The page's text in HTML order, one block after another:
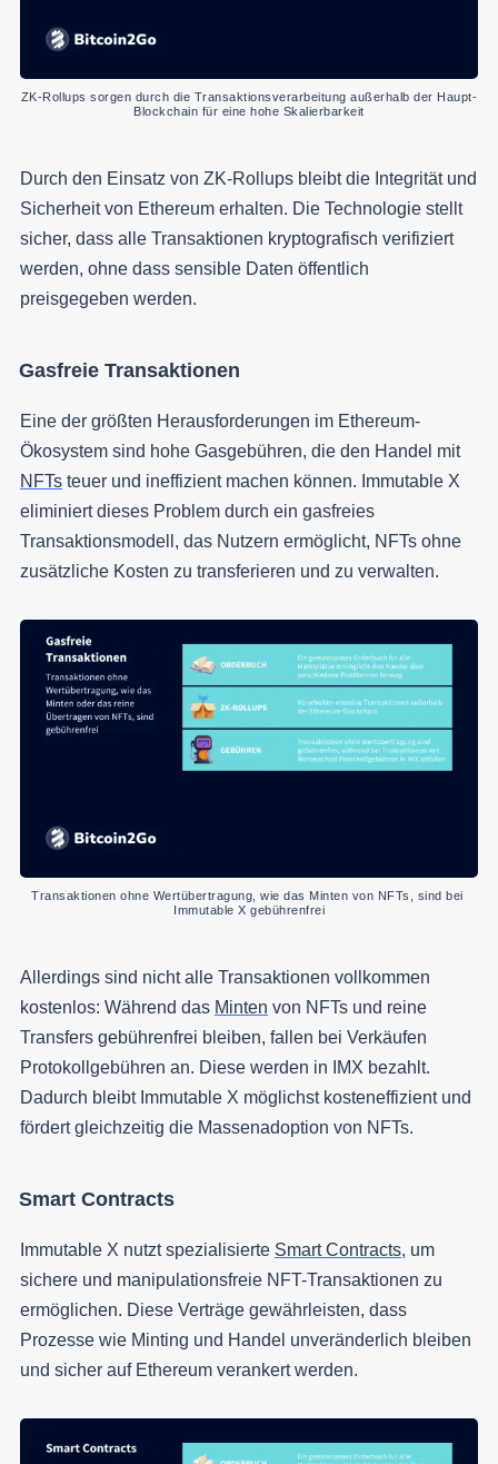
ZK-Rollups sorgen durch die Transaktionsverarbeitung außerhalb der Haupt-
Blockchain für eine hohe Skalierbarkeit
Durch den Einsatz von ZK-Rollups bleibt die Integrität und
Sicherheit von Ethereum erhalten. Die Technologie stellt
sicher, dass alle Transaktionen kryptografisch verifiziert
werden, ohne dass sensible Daten öffentlich
preisgegeben werden.
Gasfreie Transaktionen
Eine der größten Herausforderungen im Ethereum-
Ökosystem sind hohe Gasgebühren, die den Handel mit
NFTs teuer und ineffizient machen können. Immutable X
eliminiert dieses Problem durch ein gasfreies
Transaktionsmodell, das Nutzern ermöglicht, NFTs ohne
zusätzliche Kosten zu transferieren und zu verwalten.
Transaktionen ohne Wertübertragung, wie das Minten von NFTs, sind bei
Immutable X gebührenfrei
Allerdings sind nicht alle Transaktionen vollkommen
kostenlos: Während das Minten von NFTs und reine
Transfers gebührenfrei bleiben, fallen bei Verkäufen
Protokollgebühren an. Diese werden in IMX bezahlt.
Dadurch bleibt Immutable X möglichst kosteneffizient und
fördert gleichzeitig die Massenadoption von NFTs.
Smart Contracts
Immutable X nutzt spezialisierte Smart Contracts, um
sichere und manipulationsfreie NFT-Transaktionen zu
ermöglichen. Diese Verträge gewährleisten, dass
Prozesse wie Minting und Handel unveränderlich bleiben
und sicher auf Ethereum verankert werden.